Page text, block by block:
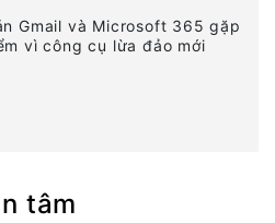
Gmail và Microsoft 365 gặp
vì công cụ lừa đảo mới
tâm